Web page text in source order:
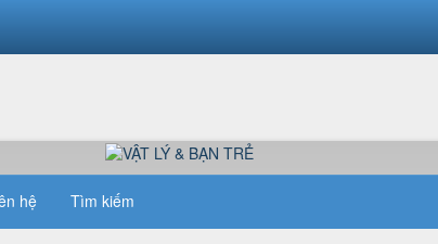
hệ Tìm kiếm